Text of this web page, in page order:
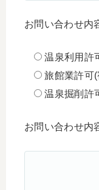
お問い合わせ
温泉利用許
旅館業許可
温泉掘削許
お問い合わせ